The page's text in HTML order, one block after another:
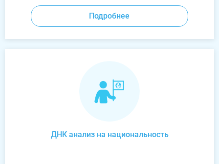
Подробнее
ДНК анализ на национальность